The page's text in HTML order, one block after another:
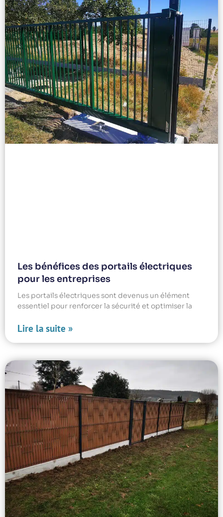
Les bénéfices des portails électriques
pour les entreprises
Les portails électriques sont devenus un élément
essentiel pour renforcer la sécurité et optimiser la
Lire la suite »